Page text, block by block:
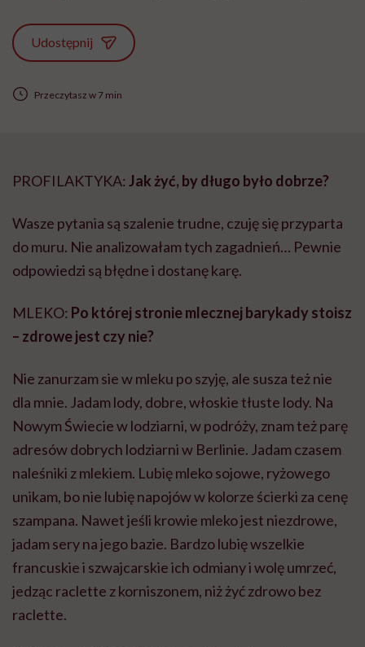
Udostępnij
Przeczytasz w 7 min
PROFILAKTYKA: Jak żyć, by długo było dobrze?
Wasze pytania są szalenie trudne, czuję się przyparta
do muru. Nie analizowałam tych zagadnień… Pewnie
odpowiedzi są błędne i dostanę karę.
MLEKO: Po której stronie mlecznej barykady stoisz
– zdrowe jest czy nie?
Nie zanurzam sie w mleku po szyję, ale susza też nie
dla mnie. Jadam lody, dobre, włoskie tłuste lody. Na
Nowym Świecie w lodziarni, w podróży, znam też parę
adresów dobrych lodziarni w Berlinie. Jadam czasem
naleśniki z mlekiem. Lubię mleko sojowe, ryżowego
unikam, bo nie lubię napojów w kolorze ścierki za cenę
szampana. Nawet jeśli krowie mleko jest niezdrowe,
jadam sery na jego bazie. Bardzo lubię wszelkie
francuskie i szwajcarskie ich odmiany i wolę umrzeć,
jedząc raclette z korniszonem, niż żyć zdrowo bez
raclette.